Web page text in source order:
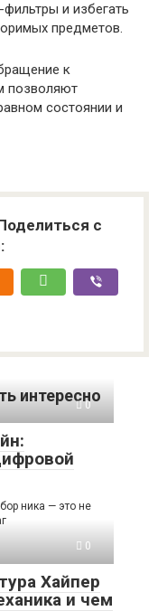
и избегать
предметов.
к
позволяют
состоянии и
с
интересно
0
ника — это не
0
Хайпер
и чем